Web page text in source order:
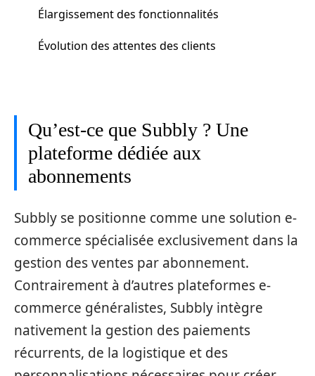
Élargissement des fonctionnalités
Évolution des attentes des clients
Qu’est-ce que Subbly ? Une
plateforme dédiée aux
abonnements
Subbly se positionne comme une solution e-
commerce spécialisée exclusivement dans la
gestion des ventes par abonnement.
Contrairement à d’autres plateformes e-
commerce généralistes, Subbly intègre
nativement la gestion des paiements
récurrents, de la logistique et des